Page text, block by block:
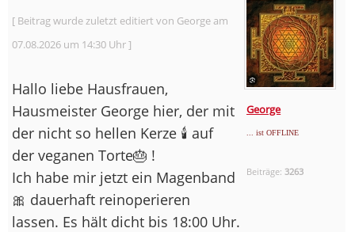
George
... ist OFFLINE
Beiträge:3263
[ Beitrag wurde zuletzt editiert von George am
07.08.2026 um 14:30 Uhr ]
Hallo liebe Hausfrauen,
Hausmeister George hier, der mit
der nicht so hellen Kerze 🕯️ auf
der veganen Torte🎂 !
Ich habe mir jetzt ein Magenband
🎀 dauerhaft reinoperieren
lassen. Es hält dicht bis 18:00 Uhr.